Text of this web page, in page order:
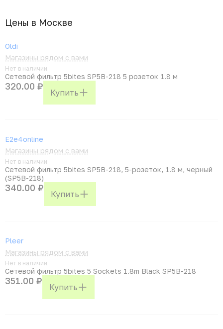
Цены в Москвe
Oldi
Магазины рядом с вами
Нет в наличии
Сетевой фильтр 5bites SP5B-218 5 розеток 1.8 м
320.00 ₽
Купить
E2e4online
Магазины рядом с вами
Нет в наличии
Сетевой фильтр 5bites SP5B-218, 5-розеток, 1.8 м, черный
(SP5B-218)
340.00 ₽
Купить
Pleer
Магазины рядом с вами
Нет в наличии
Сетевой фильтр 5bites 5 Sockets 1.8m Black SP5B-218
351.00 ₽
Купить